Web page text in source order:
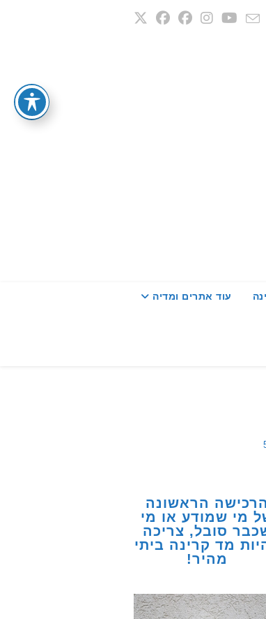
עוד אתרים ומדיה
הרכישה הראשונה
מי שמודע או מי
סובל, צריכה
מד קרינה ביתי
מהיר!